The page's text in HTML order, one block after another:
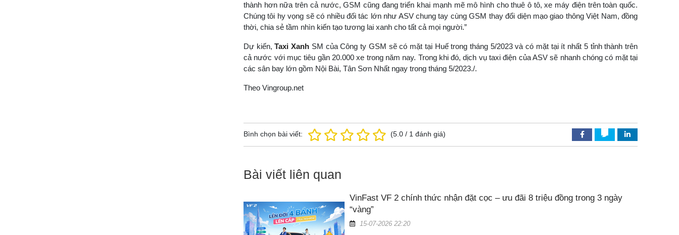
thành hơn nữa trên cả nước, GSM cũng đang triển khai mạnh mẽ mô hình cho thuê ô tô, xe máy điện trên toàn quốc.
Chúng tôi hy vọng sẽ có nhiều đối tác lớn như ASV chung tay cùng GSM thay đổi diện mạo giao thông Việt Nam, đồng
thời, chia sẻ tầm nhìn kiến tạo tương lai xanh cho tất cả mọi người.”
Dự kiến,Taxi Xanh SM của Công ty GSM sẽ có mặt tại Huế trong tháng 5/2023 và có mặt tại ít nhất 5 tỉnh thành trên
cả nước với mục tiêu gần 20.000 xe trong năm nay. Trong khi đó, dịch vụ taxi điện của ASV sẽ nhanh chóng có mặt tại
các sân bay lớn gồm Nội Bài, Tân Sơn Nhất ngay trong tháng 5/2023./.
Theo Vingroup.net
Bình chọn bài viết: (5.0 / 1 đánh giá)
Bài viết liên quan
VinFast VF 2 chính thức nhận đặt cọc – ưu đãi 8 triệu đồng trong 3 ngày
“vàng”
15-07-2026 22:20